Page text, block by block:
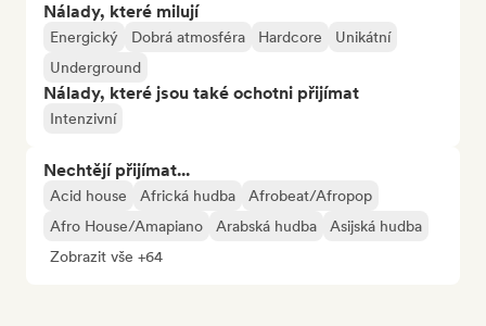
Nálady, které milují
Energický Dobrá atmosféra Hardcore
Unikátní
Underground
Nálady, které jsou také ochotni přijímat
Intenzivní
Nechtějí přijímat...
Acid house Africká hudba
Afrobeat/Afropop
Afro House/Amapiano
Arabská hudba
Asijská hudba
Zobrazit vše +64